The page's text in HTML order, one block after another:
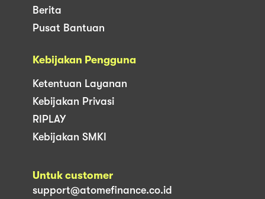
Berita
Pusat Bantuan
Kebijakan Pengguna
Ketentuan Layanan
Kebijakan Privasi
RIPLAY
Kebijakan SMKI
Untuk customer
support@atomefinance.co.id